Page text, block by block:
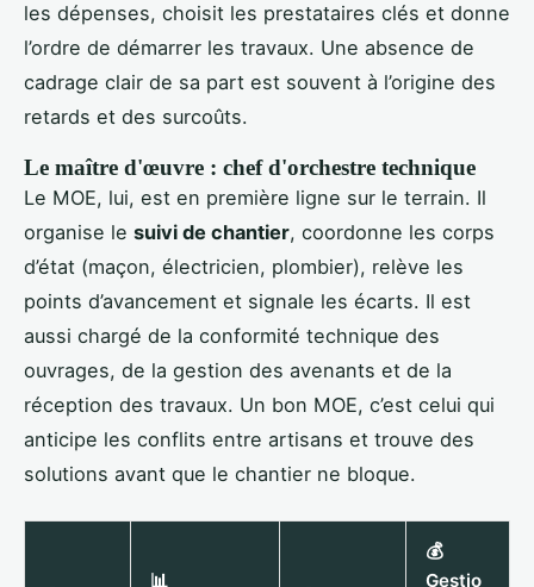
les dépenses, choisit les prestataires clés et donne
l’ordre de démarrer les travaux. Une absence de
cadrage clair de sa part est souvent à l’origine des
retards et des surcoûts.
Le maître d'œuvre : chef d'orchestre technique
Le MOE, lui, est en première ligne sur le terrain. Il
organise le suivi de chantier, coordonne les corps
d’état (maçon, électricien, plombier), relève les
points d’avancement et signale les écarts. Il est
aussi chargé de la conformité technique des
ouvrages, de la gestion des avenants et de la
réception des travaux. Un bon MOE, c’est celui qui
anticipe les conflits entre artisans et trouve des
solutions avant que le chantier ne bloque.
📊
💰
Gestio